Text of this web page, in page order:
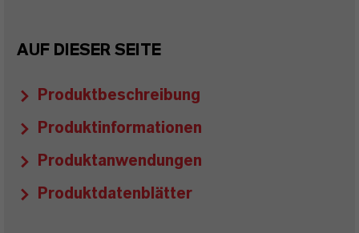
AUF DIESER SEITE
Produktbeschreibung
Produktinformationen
Produktanwendungen
Produktdatenblätter